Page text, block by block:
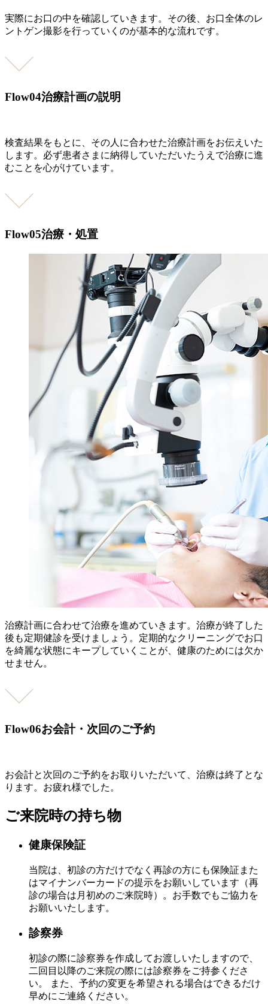
実際にお口の中を確認していきます。その後、お口全体のレ
ントゲン撮影を行っていくのが基本的な流れです。
Flow04治療計画の説明
検査結果をもとに、その人に合わせた治療計画をお伝えいた
します。必ず患者さまに納得していただいたうえで治療に進
むことを心がけています。
Flow05治療・処置
治療計画に合わせて治療を進めていきます。治療が終了した
後も定期健診を受けましょう。定期的なクリーニングでお口
を綺麗な状態にキープしていくことが、健康のためには欠か
せません。
Flow06お会計・次回のご予約
お会計と次回のご予約をお取りいただいて、治療は終了とな
ります。お疲れ様でした。
ご来院時の持ち物
健康保険証
当院は、初診の方だけでなく再診の方にも保険証また
はマイナンバーカードの提示をお願いしています（再
診の場合は月初めのご来院時）。お手数でもご協力を
お願いいたします。
診察券
初診の際に診察券を作成してお渡しいたしますので、
二回目以降のご来院の際には診察券をご持参くださ
い。 また、予約の変更を希望される場合はできるだけ
早めにご連絡ください。